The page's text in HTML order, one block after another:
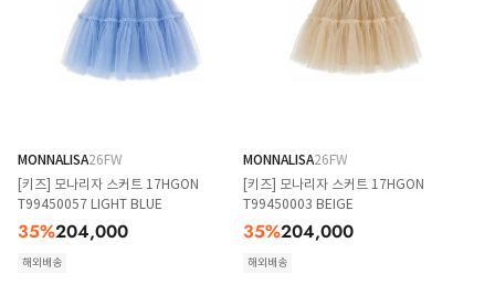
MONNALISA26FW
[키즈] 모나리자 스커트 17HGON
T99450057 LIGHT BLUE
35%204,000
해외배송
MONNALISA26FW
[키즈] 모나리자 스커트 17HGON
T99450003 BEIGE
35%204,000
해외배송